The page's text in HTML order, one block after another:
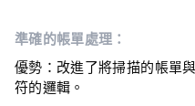
準確的帳單處理：
優勢 ：改進了將掃描的帳單
符的邏輯。